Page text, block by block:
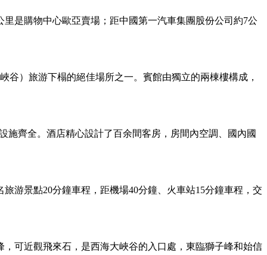
是購物中心歐亞賣場；距中國第一汽車集團股份公司約7公
）旅游下榻的絕佳場所之一。賓館由獨立的兩棟樓構成，
施齊全。酒店精心設計了百余間客房，房間內空調、國內國
游景點20分鐘車程，距機場40分鐘、火車站15分鐘車程，交
可近觀飛來石，是西海大峽谷的入口處，東臨獅子峰和始信